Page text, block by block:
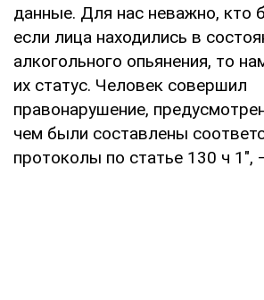
данные. Для нас неважно, кто
если лица находились в
алкогольного опьянения, то
их статус. Человек совершил
правонарушение,
чем были составлены
протоколы по статье 130 ч 1",